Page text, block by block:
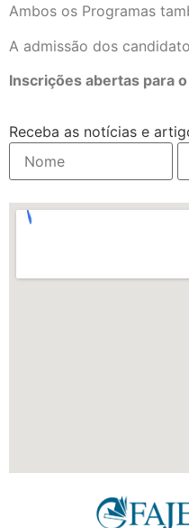
Ambos os Programas
A admissão dos
Inscrições abertas para
Receba as notícias e